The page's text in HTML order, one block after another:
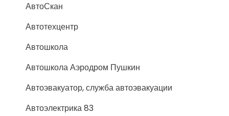
АвтоСкан
Автотехцентр
Автошкола
Автошкола Аэродром Пушкин
Автоэвакуатор, служба автоэвакуации
Автоэлектрика 83